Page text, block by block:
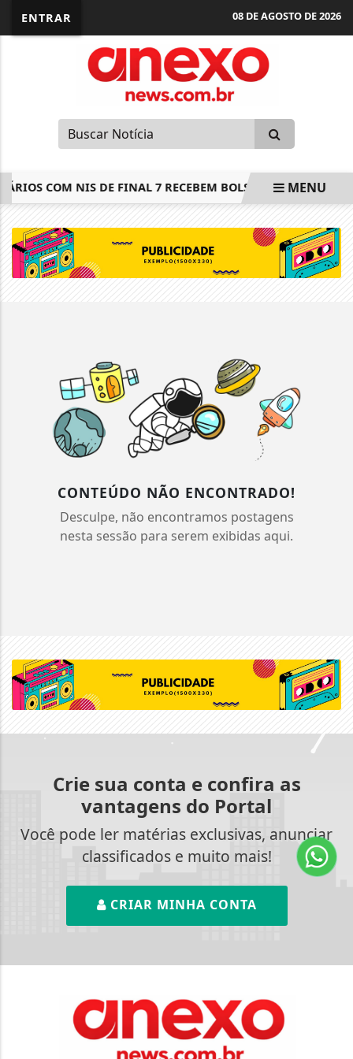
ENTRAR 08 DE AGOSTO DE 2026
COM NIS DE FINAL 7 RECEBEM BOLSA FAMÍLIA DE
MENU
CONTEÚDO NÃO ENCONTRADO!
Desculpe, não encontramos postagens
nesta sessão para serem exibidas aqui.
Crie sua conta e confira as
vantagens do Portal
Você pode ler matérias exclusivas, anunciar
classificados e muito mais!
CRIAR MINHA CONTA